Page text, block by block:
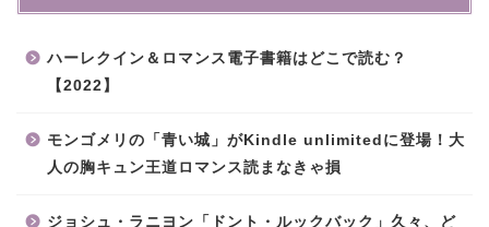
ハーレクイン＆ロマンス電子書籍はどこで読む？
【2022】
モンゴメリの「青い城」がKindle unlimitedに登場！大
人の胸キュン王道ロマンス読まなきゃ損
ジョシュ・ラニヨン「ドント・ルックバック」久々、ど